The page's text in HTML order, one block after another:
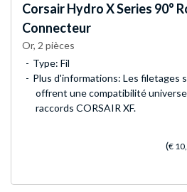
CorsairHydro X Series 90°
Connecteur
Or, 2 pièces
Type: Fil
Plus d'informations: Les filetages
offrent une compatibilité
raccords CORSAIR XF.
(€